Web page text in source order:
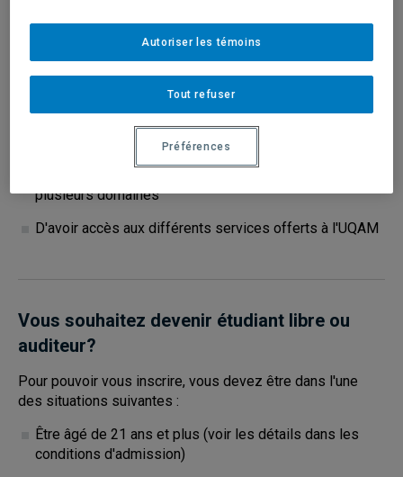
Les études libres permettent :
De suivre un ou plusieurs cours à la carte sans
entreprendre un programme d'études
plusieurs domaines
D'avoir accès aux différents services offerts à l'UQAM
Vous souhaitez devenir étudiant libre ou
auditeur?
Pour pouvoir vous inscrire, vous devez être dans l'une
des situations suivantes :
Être âgé de 21 ans et plus (voir les détails dans les
conditions d'admission)
Tout refuser
Autoriser les témoins
Préférences